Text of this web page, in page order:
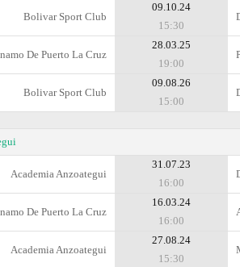
Bolivar Sport Club
09.10.24
15:30
De Puerto La Cruz
28.03.25
19:00
Bolivar Sport Club
09.08.26
15:00
Academia Anzoategui
31.07.23
16:00
De Puerto La Cruz
16.03.24
16:00
Academia Anzoategui
27.08.24
15:30